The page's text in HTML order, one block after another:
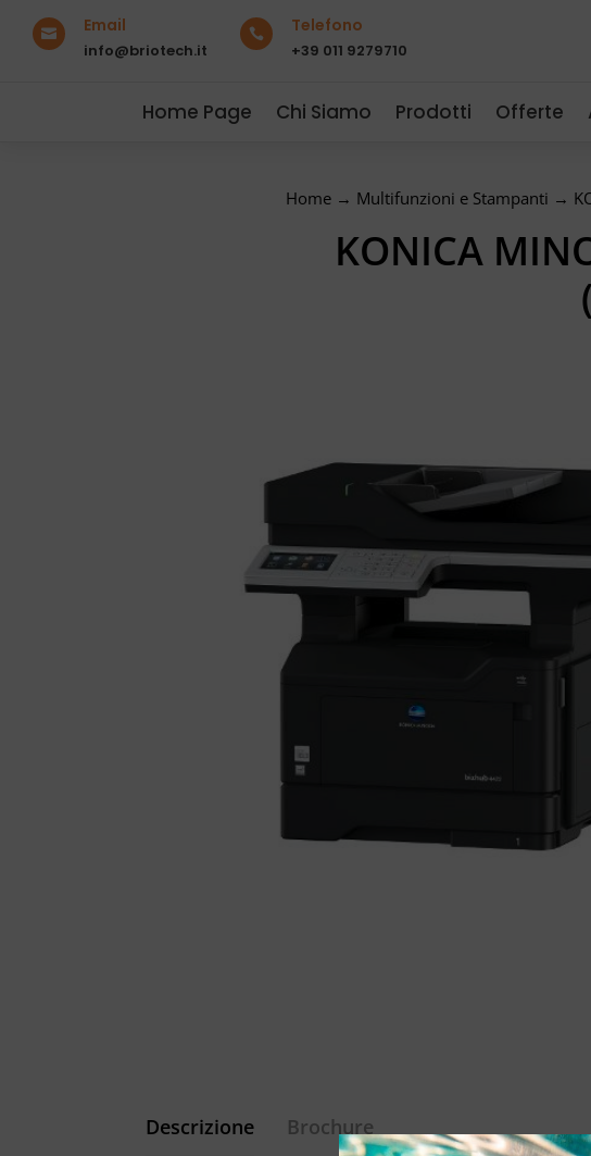
 Email
info@briotech.it
 Telefono
+39 011 9279710
Home Page Chi Siamo Prodotti Offerte
Home→ Multifunzioni e Stampanti →
KONICA
Descrizione Brochure